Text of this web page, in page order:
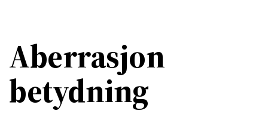
Aberrasjon
betydning